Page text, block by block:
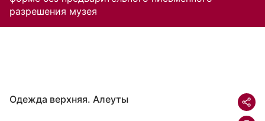
разрешения музея
Одежда верхняя. Алеуты